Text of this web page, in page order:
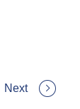
Next